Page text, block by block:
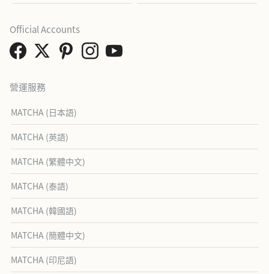
營運服務
MATCHA (日本語)
MATCHA (英語)
MATCHA (繁體中文)
MATCHA (泰語)
MATCHA (韓國語)
MATCHA (簡體中文)
MATCHA (印尼語)
Official Accounts